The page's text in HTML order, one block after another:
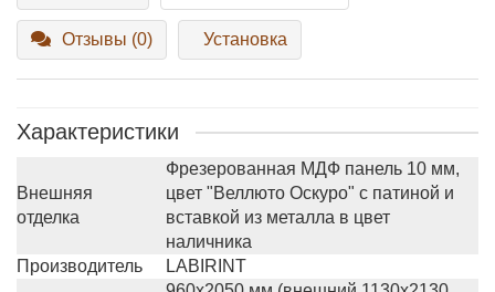
Отзывы (0) Установка
Характеристики
Внешняя
отделка
Фрезерованная МДФ панель 10 мм,
цвет "Веллюто Оскуро" с патиной и
вставкой из металла в цвет
наличника
Производитель
LABIRINT